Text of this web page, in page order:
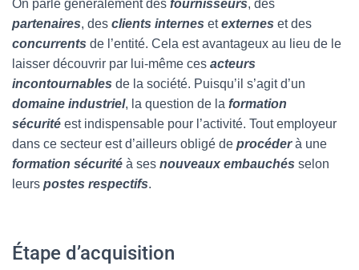
On parle généralement des fournisseurs, des
partenaires, des clients internes etexternes et des
concurrents de l’entité. Cela est avantageux au lieu de le
laisser découvrir par lui-même ces acteurs
incontournables de la société. Puisqu’il s’agit d’un
domaine industriel, la question de la formation
sécurité est indispensable pour l’activité. Tout employeur
dans ce secteur est d’ailleurs obligé de procéderà une
formation sécurité à ses nouveaux embauchés selon
leurs postes respectifs.
Étape d’acquisition